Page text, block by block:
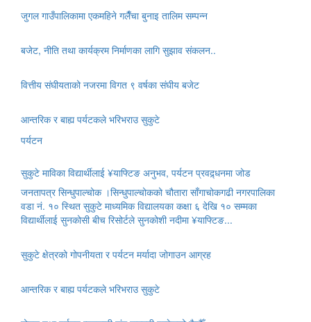
जुगल गाउँपालिकामा एकमहिने गलैँचा बुनाइ तालिम सम्पन्न
बजेट, नीति तथा कार्यक्रम निर्माणका लागि सुझाव संकलन..
वित्तीय संघीयताको नजरमा विगत ९ वर्षका संघीय बजेट
आन्तरिक र बाह्य पर्यटकले भरिभराउ सुकुटे
पर्यटन
सुकुटे माविका विद्यार्थीलाई ¥याफ्टिङ अनुभव, पर्यटन प्रवद्र्धनमा जोड
जनतापत्र सिन्धुपाल्चोक ।सिन्धुपाल्चोकको चौतारा साँगाचोकगढी नगरपालिका
वडा नं. १० स्थित सुकुटे माध्यमिक विद्यालयका कक्षा ६ देखि १० सम्मका
विद्यार्थीलाई सुनकोसी बीच रिसोर्टले सुनकोशी नदीमा ¥याफ्टिङ...
सुकुटे क्षेत्रको गोपनीयता र पर्यटन मर्यादा जोगाउन आग्रह
आन्तरिक र बाह्य पर्यटकले भरिभराउ सुकुटे